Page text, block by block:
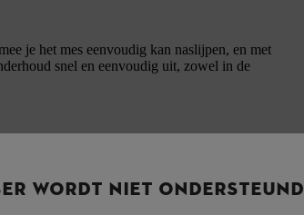
je het mes eenvoudig kan naslijpen, en met
snel en eenvoudig uit, zowel in de
WORDT NIET ONDERSTEUND